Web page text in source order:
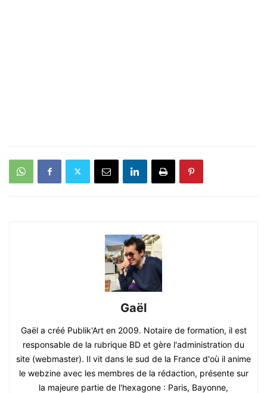
Gaël
Gaël a créé Publik'Art en 2009. Notaire de formation, il est
responsable de la rubrique BD et gère l'administration du
site (webmaster). Il vit dans le sud de la France d'où il anime
le webzine avec les membres de la rédaction, présente sur
la majeure partie de l'hexagone : Paris, Bayonne,